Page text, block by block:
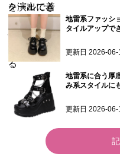
地雷系ファッシ
タイルアップで
更新日2026-06-
地雷系に合う厚
み系スタイルに
更新日2026-06-